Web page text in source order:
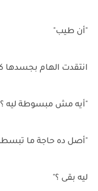
"أن طيب"
انتقدت الهام بجسدها
"أيه مش مبسوطة ليه
"أصل ده حاجة ما
ليه بقى ؟"